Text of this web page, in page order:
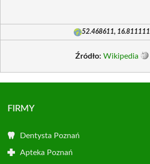
52.468611, 16.811111
Źródło: Wikipedia
FIRMY
Dentysta Poznań
Apteka Poznań